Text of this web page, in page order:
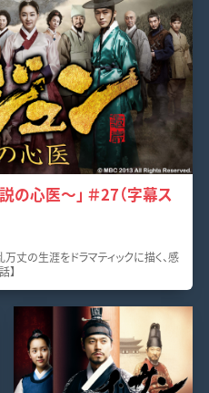
の心医～」 ＃27（字幕ス
丈の生涯をドラマティックに描く、感
】